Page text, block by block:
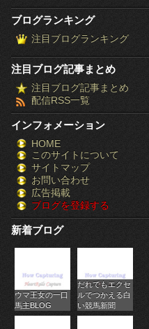
ブログランキング
注目ブログランキング
注目ブログ記事まとめ
注目ブログ記事まとめ
配信RSS一覧
インフォメーション
HOME
このサイトについて
サイトマップ
お問い合わせ
広告掲載
ブログを登録する
新着ブログ
ウマ王女の一口
馬主BLOG
だれでもエクセ
ルでつかえる白
い競馬新聞